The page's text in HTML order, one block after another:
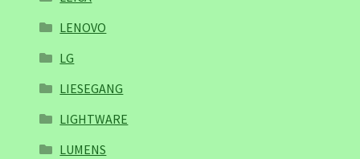
LENOVO
LG
LIESEGANG
LIGHTWARE
LUMENS